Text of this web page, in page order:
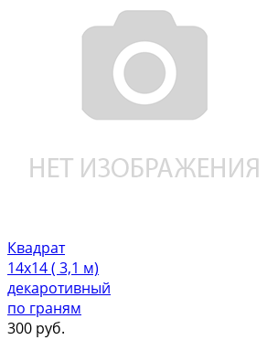
Квадрат
14х14 ( 3,1 м)
декаротивный
по граням
300 руб.